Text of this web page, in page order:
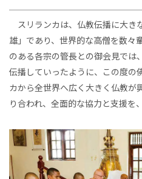
スリランカは、仏教伝播に大き
雄」であり、世界的な高僧を数々
のある各宗の管長との御会見では
伝播していったように、この度の
カから全世界へ広く大きく仏教が
り合われ、全面的な協力と支援を